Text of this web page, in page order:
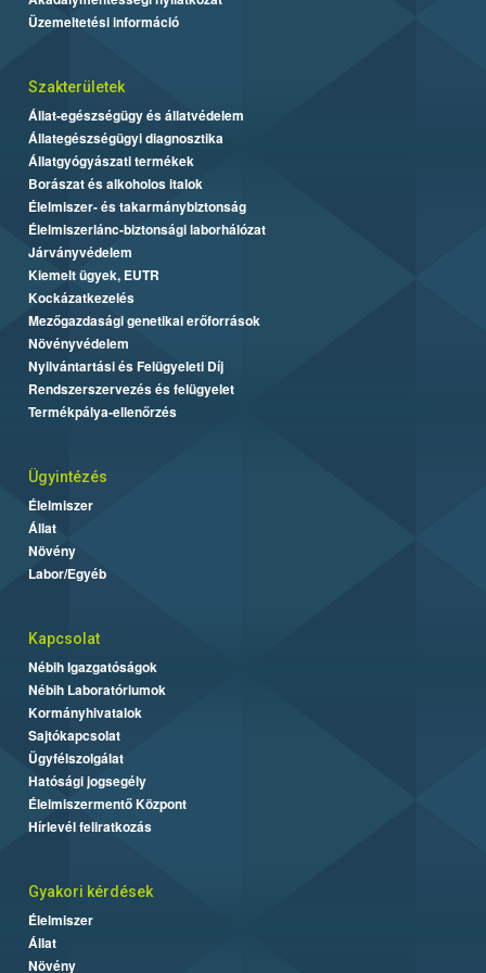
Üzemeltetési információ
Szakterületek
Állat-egészségügy és állatvédelem
Állategészségügyi diagnosztika
Állatgyógyászati termékek
Borászat és alkoholos italok
Élelmiszer- és takarmánybiztonság
Élelmiszerlánc-biztonsági laborhálózat
Járványvédelem
Kiemelt ügyek, EUTR
Kockázatkezelés
Mezőgazdasági genetikai erőforrások
Növényvédelem
Nyilvántartási és Felügyeleti Díj
Rendszerszervezés és felügyelet
Termékpálya-ellenőrzés
Ügyintézés
Élelmiszer
Állat
Növény
Labor/Egyéb
Kapcsolat
Nébih Igazgatóságok
Nébih Laboratóriumok
Kormányhivatalok
Sajtókapcsolat
Ügyfélszolgálat
Hatósági jogsegély
Élelmiszermentő Központ
Hírlevél feliratkozás
Gyakori kérdések
Élelmiszer
Állat
Növény